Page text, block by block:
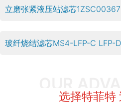
立磨张紧液压站滤芯
玻纤烧结滤芯MS4-LFP-C LFP-
选择特菲特